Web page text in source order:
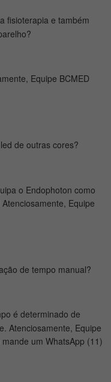
fisioterapia e também
Equipe BCMED
de outras cores?
o Endophoton como
Equipe
de tempo manual?
é determinado de
Atenciosamente, Equipe
um WhatsApp (11)